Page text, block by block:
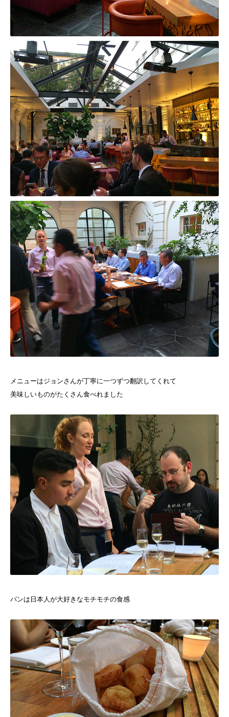
メニューはジョンさんが丁寧に一つずつ翻訳してくれて
美味しいものがたくさん食べれました
パンは日本人が大好きなモチモチの食感